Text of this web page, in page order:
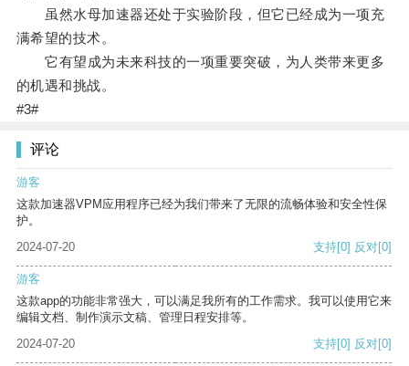
虽然水母加速器还处于实验阶段，但它已经成为一项充
满希望的技术。
它有望成为未来科技的一项重要突破，为人类带来更多
的机遇和挑战。
#3#
评论
游客
这款加速器VPM应用程序已经为我们带来了无限的流畅体验和安全性保
护。
2024-07-20
支持[0] 反对[0]
游客
这款app的功能非常强大，可以满足我所有的工作需求。我可以使用它来
编辑文档、制作演示文稿、管理日程安排等。
2024-07-20
支持[0] 反对[0]